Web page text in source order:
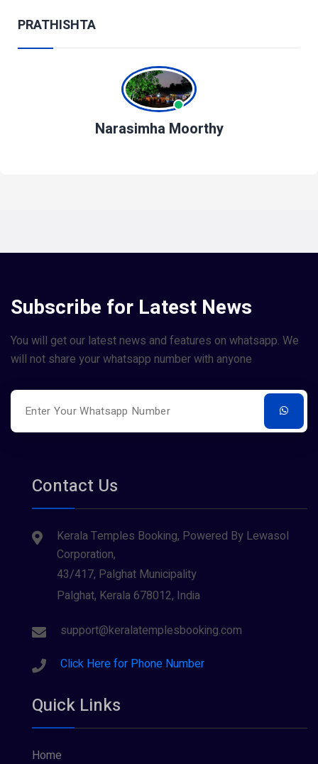
PRATHISHTA
Narasimha Moorthy
Subscribe for Latest News
You will get our latest news and features on whatsapp. We
will not share your whatsapp number with anyone
Contact Us
Kerala Temples Booking, Powered By Lewasol
Corporation,
43/417, Palghat Municipality
Palghat, Kerala 678012, India
support@keralatemplesbooking.com
Click Here for Phone Number
Quick Links
Home